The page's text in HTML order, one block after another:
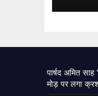
पार्षद अमित
मोड़ पर लगा